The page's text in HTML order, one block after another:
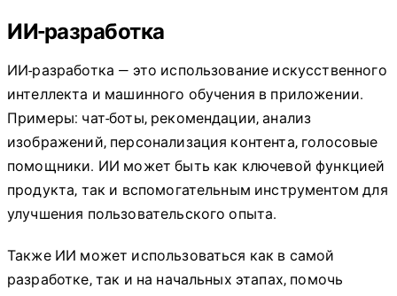
ИИ-разработка
ИИ-разработка — это использование искусственного
интеллекта и машинного обучения в приложении.
Примеры: чат-боты, рекомендации, анализ
изображений, персонализация контента, голосовые
помощники. ИИ может быть как ключевой функцией
продукта, так и вспомогательным инструментом для
улучшения пользовательского опыта.
Также ИИ может использоваться как в самой
разработке, так и на начальных этапах, помочь